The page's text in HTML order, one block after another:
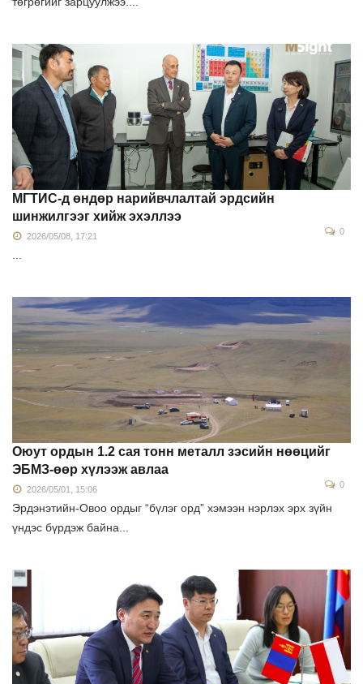
МГТИС-д өндөр нарийвчлалтай эрдсийн
шинжилгээг хийж эхэллээ
2026/05/08, 17:21 0
Оюут ордын 1.2 сая тонн металл зэсийн нөөцийг
ЭБМЗ-өөр хүлээж авлаа
2026/05/01, 15:06 0
Эрдэнэтийн-Овоо ордыг “бүлэг орд” хэмээн нэрлэх эрх зүйн
үндэс бүрдэж байна...